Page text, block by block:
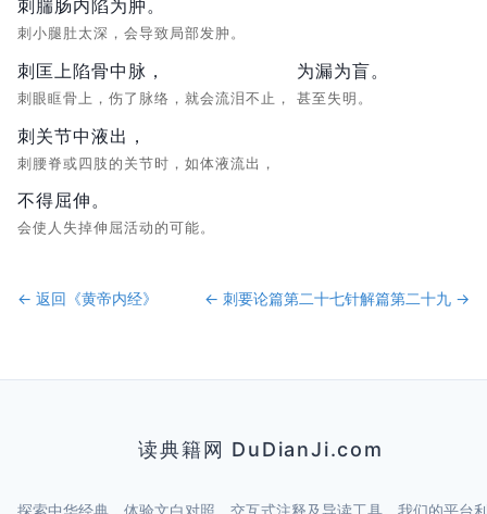
刺腨肠内陷为肿。
刺小腿肚太深，会导致局部发肿。
刺匡上陷骨中脉，
刺眼眶骨上，伤了脉络，就会流泪不止，
为漏为盲。
甚至失明。
刺关节中液出，
刺腰脊或四肢的关节时，如体液流出，
不得屈伸。
会使人失掉伸屈活动的可能。
← 返回《黄帝内经》 ← 刺要论篇第二十七针解篇第二十九 →
读典籍网 DuDianJi.com